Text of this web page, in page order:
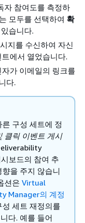
자 참여도를 측정하
모두를 선택하여 확
습니다.
지를 수신하여 자신
에서 열었습니다.
자가 이메일의 링크를
다.
구성 세트에 정
클릭 이벤트 게시
보드의 참여 추
을 주지 않습니
션은 Virtual
Manager의 계정
성 세트 재정의를
다. 예를 들어